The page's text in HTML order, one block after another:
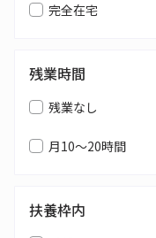
完全在宅
残業時間
残業なし
月10～20時間
扶養枠内